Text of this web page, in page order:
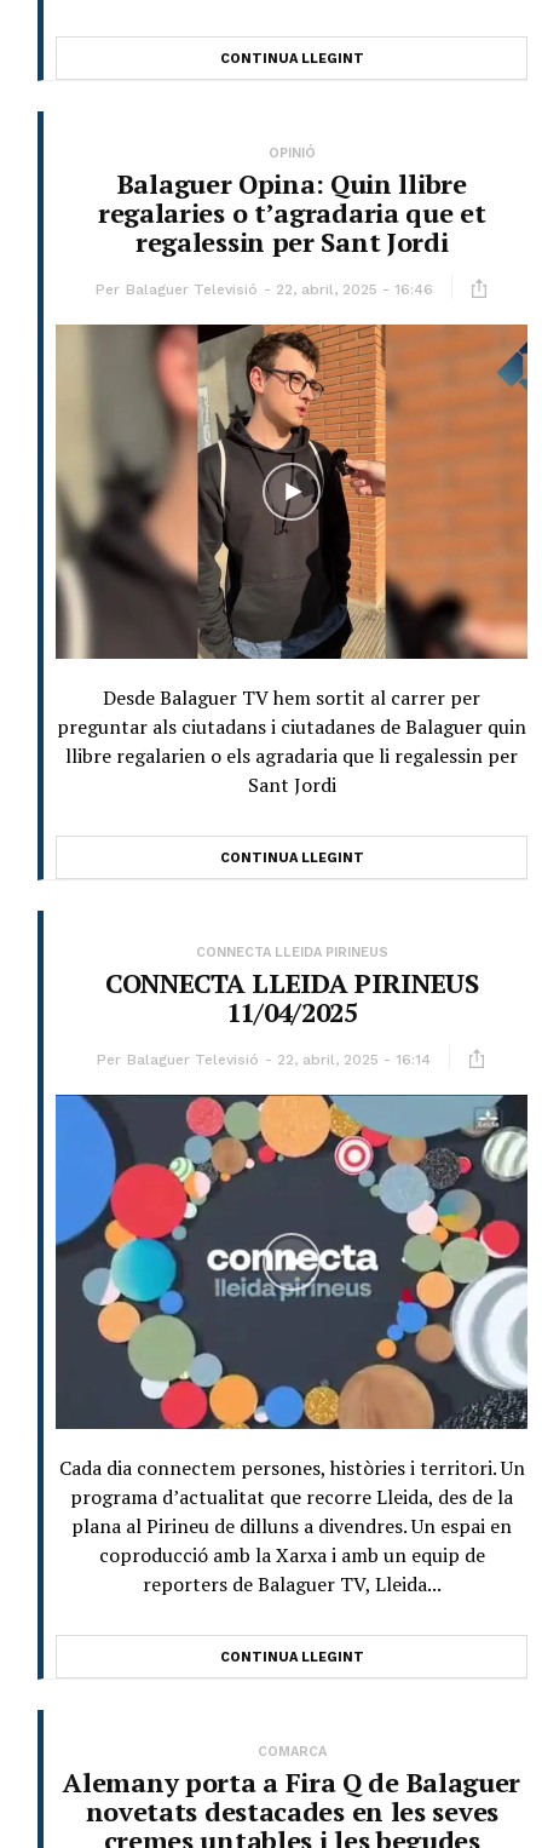
CONTINUA LLEGINT
OPINIÓ
Balaguer Opina: Quin llibre
regalaries o t’agradaria que et
regalessin per Sant Jordi
Per Balaguer Televisió 22, abril, 2025 - 16:46
Desde Balaguer TV hem sortit al carrer per
preguntar als ciutadans i ciutadanes de Balaguer quin
llibre regalarien o els agradaria que li regalessin per
Sant Jordi
CONTINUA LLEGINT
CONNECTA LLEIDA PIRINEUS
CONNECTA LLEIDA PIRINEUS
11/04/2025
Per Balaguer Televisió 22, abril, 2025 - 16:14
Cada dia connectem persones, històries i territori. Un
programa d’actualitat que recorre Lleida, des de la
plana al Pirineu de dilluns a divendres. Un espai en
coproducció amb la Xarxa i amb un equip de
reporters de Balaguer TV, Lleida...
CONTINUA LLEGINT
COMARCA
Alemany porta a Fira Q de Balaguer
novetats destacades en les seves
cremes untables i les begudes